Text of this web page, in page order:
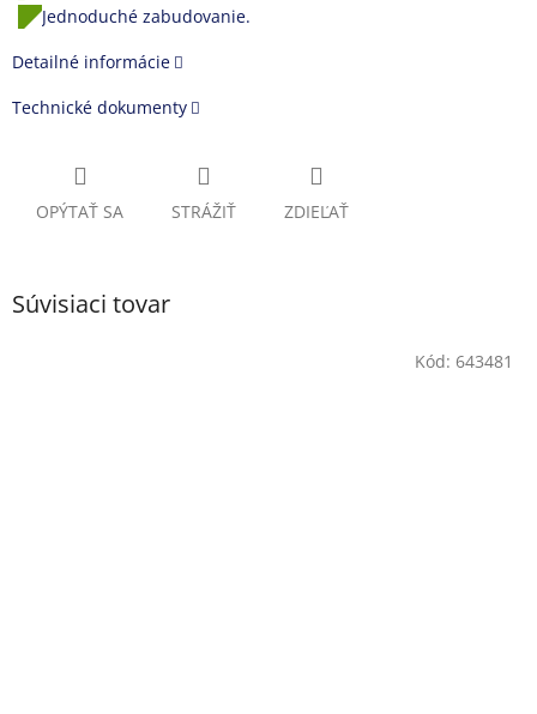
Jednoduché zabudovanie.
Detailné informácie
Technické dokumenty
OPÝTAŤ SA STRÁŽIŤ ZDIEĽAŤ
Súvisiaci tovar
Kód: 643481